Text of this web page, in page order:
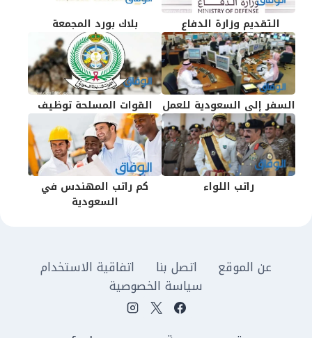
التقديم وزارة الدفاع بلاك بورد المجمعة
السفر إلى السعودية للعمل القوات المسلحة توظيف
راتب اللواء
كم راتب المهندس في
السعودية
عن الموقع اتصل بنا
اتفاقية الاستخدام
سياسة الخصوصية